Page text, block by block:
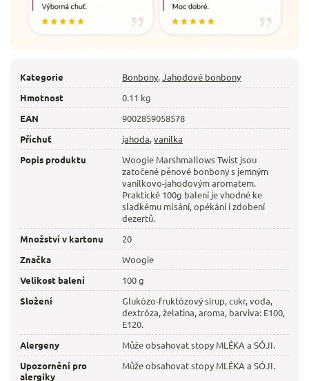
Kategorie Bonbony,Jahodové bonbony
Hmotnost
0.11 kg
EAN
9002859058578
Příchuť
jahoda,vanilka
Popis produktu
Woogie Marshmallows Twist jsou
zatočené pěnové bonbony s jemným
vanilkovo-jahodovým aromatem.
Praktické 100g balení je vhodné ke
sladkému mlsání, opékání i zdobení
dezertů.
Množství v kartonu
20
Značka
Woogie
Velikost balení
100 g
Složení
Glukózo-fruktózový sirup, cukr, voda,
dextróza, želatina, aroma, barviva: E100,
E120.
Alergeny
Může obsahovat stopy MLÉKA a SÓJI.
Upozornění pro
alergiky
Může obsahovat stopy MLÉKA a SÓJI.